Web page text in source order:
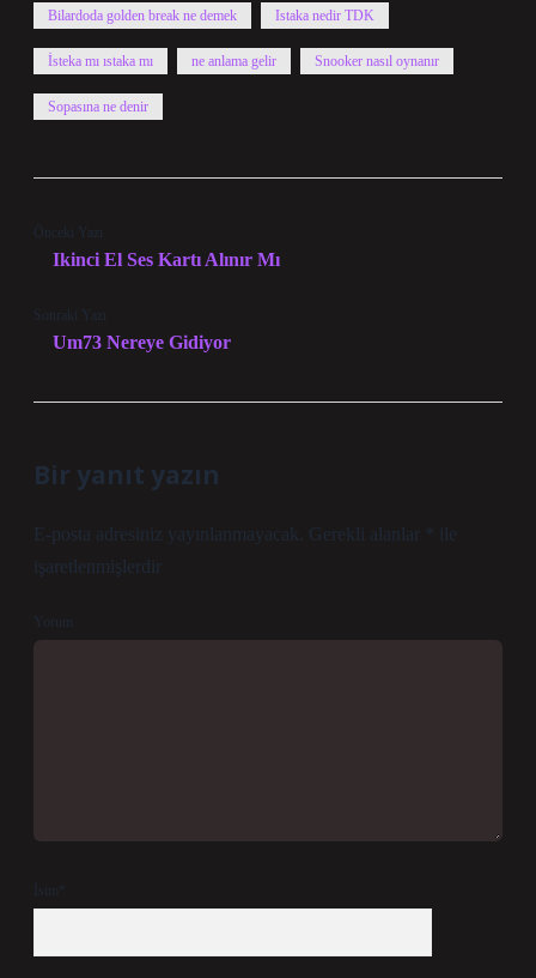
Bilardoda golden break ne demek Istaka nedir TDK
İsteka mı ıstaka mı ne anlama gelir Snooker nasıl oynanır
Sopasına ne denir
Önceki Yazı
Ikinci El Ses Kartı Alınır Mı
Sonraki Yazı
Um73 Nereye Gidiyor
Bir yanıt yazın
E-posta adresiniz yayınlanmayacak. Gerekli alanlar
ile
işaretlenmişlerdir
Yorum
İsim*